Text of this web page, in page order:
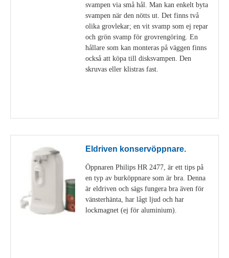
svampen via små hål. Man kan enkelt byta
svampen när den nötts ut. Det finns två
olika grovlekar; en vit svamp som ej repar
och grön svamp för grovrengöring. En
hållare som kan monteras på väggen finns
också att köpa till disksvampen. Den
skruvas eller klistras fast.
Eldriven konservöppnare.
Öppnaren Philips HR 2477, är ett tips på
en typ av burköppnare som är bra. Denna
är eldriven och sägs fungera bra även för
vänsterhänta, har lågt ljud och har
lockmagnet (ej för aluminium).